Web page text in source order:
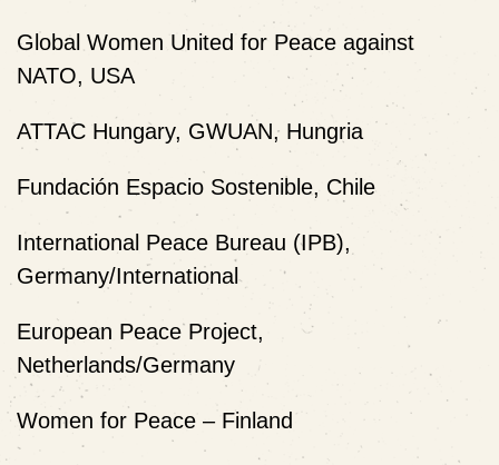
Global Women United for Peace against
NATO, USA
ATTAC Hungary, GWUAN, Hungria
Fundación Espacio Sostenible, Chile
International Peace Bureau (IPB),
Germany/International
European Peace Project,
Netherlands/Germany
Women for Peace – Finland